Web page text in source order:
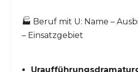
🏭 Beruf mit U: Name –
– Einsatzgebiet